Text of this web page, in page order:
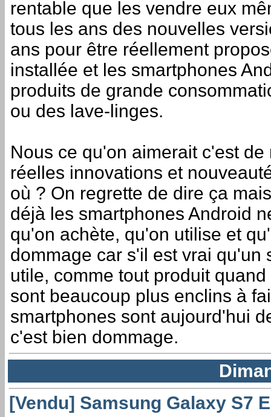
rentable que les vendre eux
tous les ans des nouvelles
ans pour être réellement
installée et les smartphones
produits de grande
ou des lave-linges.
Nous ce qu'on aimerait c'est
réelles innovations et
où ? On regrette de dire ça
déjà les smartphones Android
qu'on achète, qu'on utilise et
dommage car s'il est vrai qu'un
utile, comme tout produit
sont beaucoup plus enclins à
smartphones sont aujourd'hui
c'est bien dommage.
[Vendu] Samsung Galaxy S7